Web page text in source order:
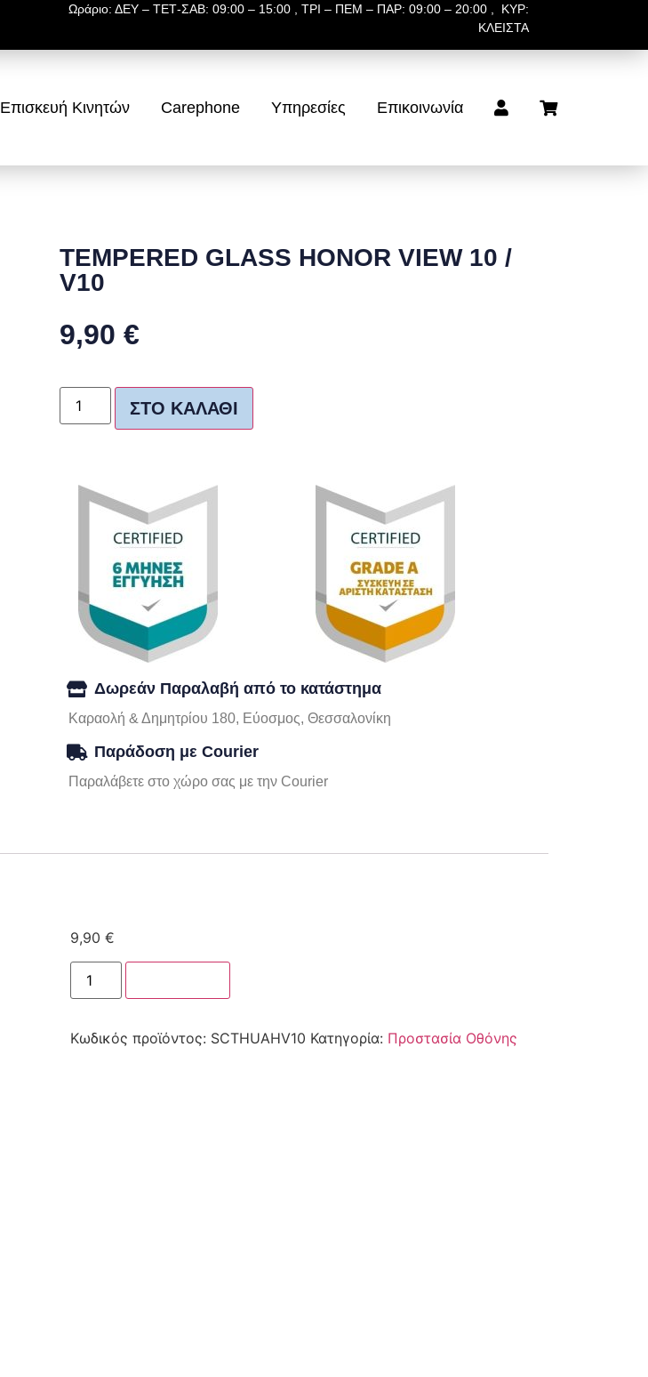
Ωράριο: ΔΕΥ – ΤΕΤ-ΣΑΒ: 09:00 – 15:00 , ΤΡΙ – ΠΕΜ – ΠΑΡ: 09:00 – 20:00 , ΚΥΡ:
ΚΛΕΙΣΤΑ
Επισκευή Κινητών Carephone Υπηρεσίες Επικοινωνία
TEMPERED GLASS HONOR VIEW 10 /
V10
9,90 €
ΣΤΟ ΚΑΛΆΘΙ
Δωρεάν Παραλαβή από το κατάστημα
Καραολή & Δημητρίου 180, Εύοσμος, Θεσσαλονίκη
Παράδοση με Courier
Παραλάβετε στο χώρο σας με την Courier
9,90 €
Κωδικός προϊόντος: SCTHUAHV10 Κατηγορία: Προστασία Οθόνης